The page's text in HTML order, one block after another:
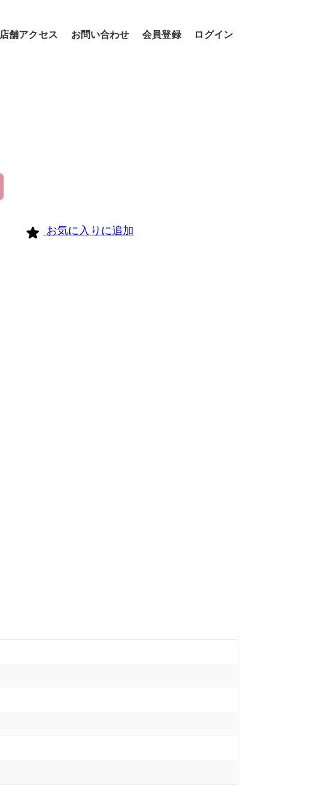
店舗アクセス お問い合わせ 会員登録 ログイン
お気に入りに追加